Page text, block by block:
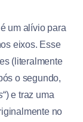
é um alívio para
eixos. Esse
(literalmente
o segundo,
“) e traz uma
no